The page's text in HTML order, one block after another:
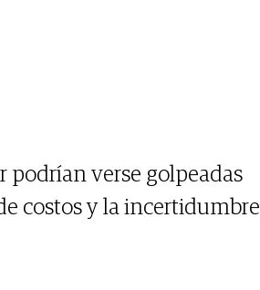
podrían verse golpeadas
costos y la incertidumbre